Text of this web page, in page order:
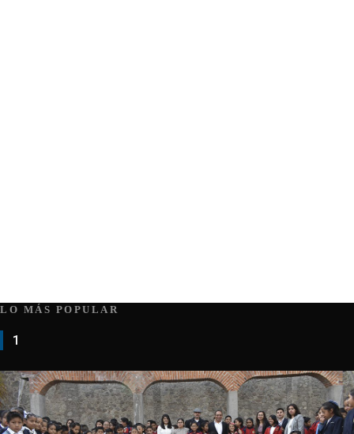
LO MÁS POPULAR
1